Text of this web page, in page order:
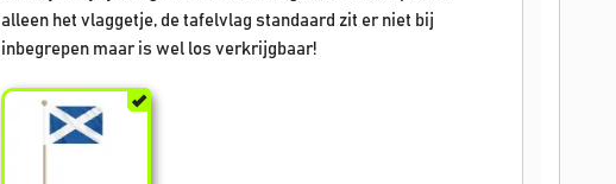
alleen het vlaggetje, de tafelvlag standaard zit er niet bij
inbegrepen maar is wel los verkrijgbaar!